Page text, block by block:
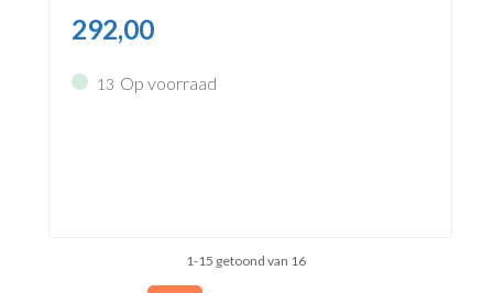
292,00
13 Op voorraad
1-15 getoond van 16